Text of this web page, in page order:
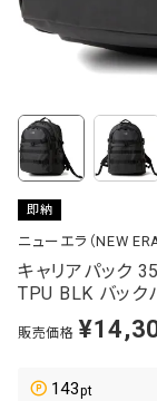
即納
ニューエラ（NEW ERA
キャリアパック
TPU BLK バック
販売価格 ¥
143